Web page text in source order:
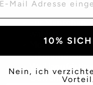
Für
Moderne
Erkenntnisse
Weil
Gewohnheiten
10%
Nein, ich